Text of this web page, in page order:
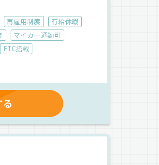
再雇用制度
有給休暇
マイカー通勤可
ETC搭載